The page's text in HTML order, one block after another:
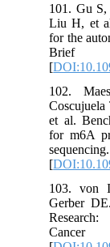
101. Gu
Liu H, et
for the
Brief
[
102.
et al.
for m6A
[
103.
Gerber